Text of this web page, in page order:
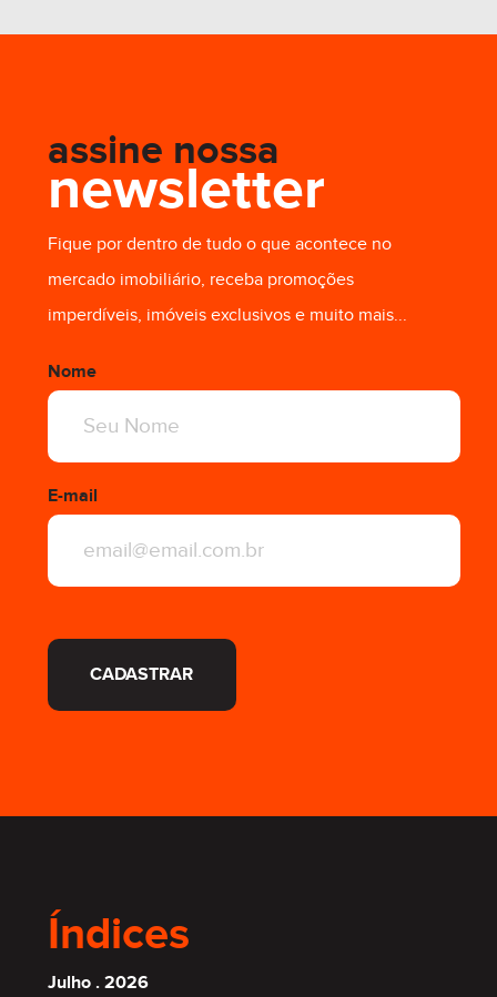
R$ 1.004.518,89
assine nossa
newsletter
Fique por dentro de tudo o que acontece no
mercado imobiliário, receba promoções
imperdíveis, imóveis exclusivos e muito mais...
Nome
E-mail
CADASTRAR
Índices
Julho . 2026